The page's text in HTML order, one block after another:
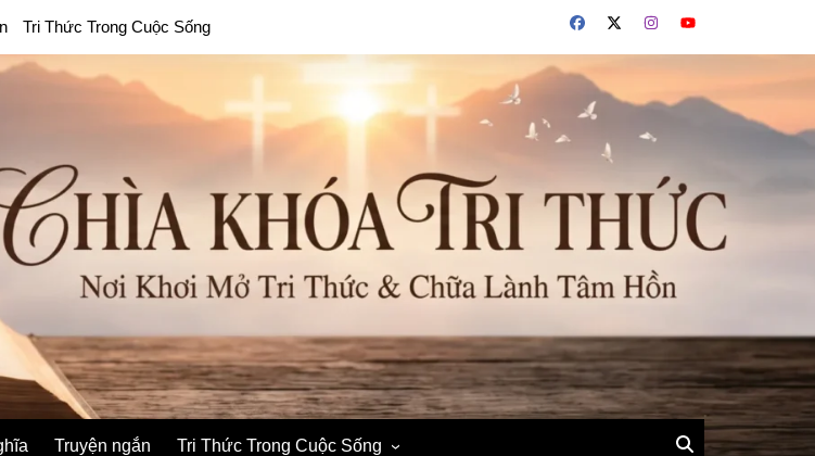
Tri Thức Trong Cuộc Sống
Truyện ngắn Tri Thức Trong Cuộc Sống